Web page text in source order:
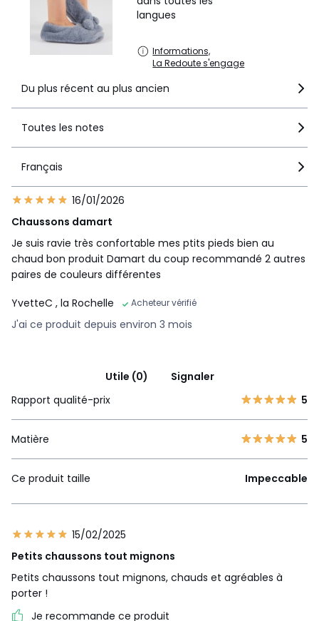
langues
Informations,
La Redoute s'engage
Du plus récent au plus ancien
Toutes les notes
Français
16/01/2026
Chaussons damart
Je suis ravie très confortable mes ptits pieds bien au
chaud bon produit Damart du coup recommandé 2 autres
paires de couleurs différentes
YvetteC , la Rochelle Acheteur vérifié
J'ai ce produit depuis environ 3 mois
Utile (0)
Signaler
Rapport qualité-prix
5
Matière 5
Ce produit taille Impeccable
15/02/2025
Petits chaussons tout mignons
Petits chaussons tout mignons, chauds et agréables à
porter !
Je recommande ce produit